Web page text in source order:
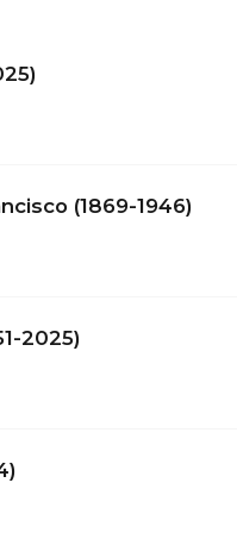
(1869-1946)
2025)